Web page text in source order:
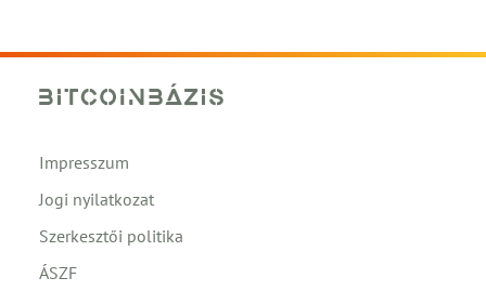
Impresszum
Jogi nyilatkozat
Szerkesztői politika
ÁSZF